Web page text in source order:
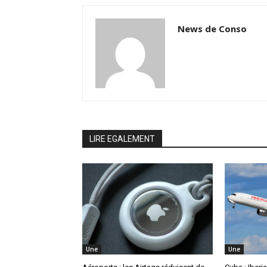
News de Conso
LIRE EGALEMENT
Une Une